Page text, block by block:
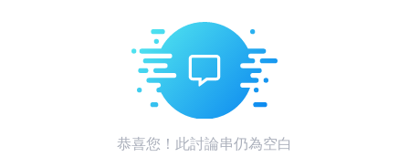
恭喜您！此討論串仍為空白